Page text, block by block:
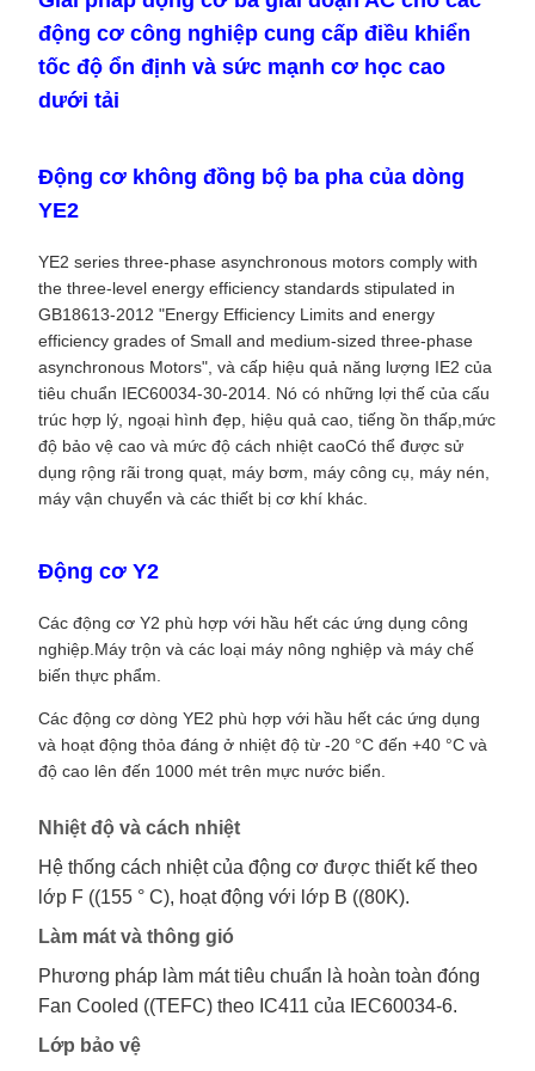
động cơ công nghiệp cung cấp điều khiển
tốc độ ổn định và sức mạnh cơ học cao
dưới tải
Động cơ không đồng bộ ba pha của dòng
YE2
YE2 series three-phase asynchronous motors comply with
the three-level energy efficiency standards stipulated in
GB18613-2012 "Energy Efficiency Limits and energy
efficiency grades of Small and medium-sized three-phase
asynchronous Motors", và cấp hiệu quả năng lượng IE2 của
tiêu chuẩn IEC60034-30-2014. Nó có những lợi thế của cấu
trúc hợp lý, ngoại hình đẹp, hiệu quả cao, tiếng ồn thấp,mức
độ bảo vệ cao và mức độ cách nhiệt caoCó thể được sử
dụng rộng rãi trong quạt, máy bơm, máy công cụ, máy nén,
máy vận chuyển và các thiết bị cơ khí khác.
Động cơ Y2
Các động cơ Y2 phù hợp với hầu hết các ứng dụng công
nghiệp.Máy trộn và các loại máy nông nghiệp và máy chế
biến thực phẩm.
Các động cơ dòng YE2 phù hợp với hầu hết các ứng dụng
và hoạt động thỏa đáng ở nhiệt độ từ -20 °C đến +40 °C và
độ cao lên đến 1000 mét trên mực nước biển.
Nhiệt độ và cách nhiệt
Hệ thống cách nhiệt của động cơ được thiết kế theo
lớp F ((155 ° C), hoạt động với lớp B ((80K).
Làm mát và thông gió
Phương pháp làm mát tiêu chuẩn là hoàn toàn đóng
Fan Cooled ((TEFC) theo IC411 của IEC60034-6.
Lớp bảo vệ